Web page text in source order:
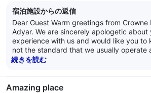
宿泊施設からの返信
Dear Guest Warm greetings from Crowne
Adyar. We are sincerely apologetic about
experience with us and would like you to
not the standard that we usually operate
experience of our guests and patrons is of
point put forth by you in an in-depth
続きを読む
Amazing place